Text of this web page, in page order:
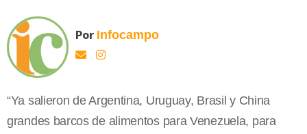
Por Infocampo
“Ya salieron de Argentina, Uruguay, Brasil y China
grandes barcos de alimentos para Venezuela, para